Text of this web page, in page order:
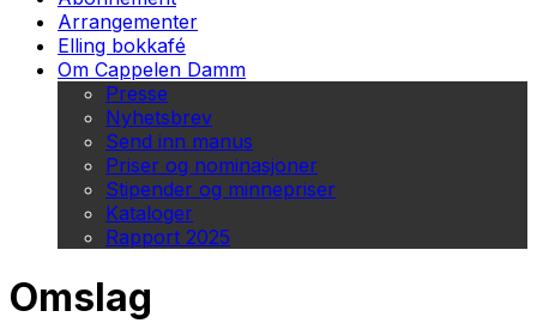
Arrangementer
Elling bokkafé
Om Cappelen Damm
Presse
Nyhetsbrev
Send inn manus
Priser og nominasjoner
Stipender og minnepriser
Kataloger
Rapport 2025
Omslag